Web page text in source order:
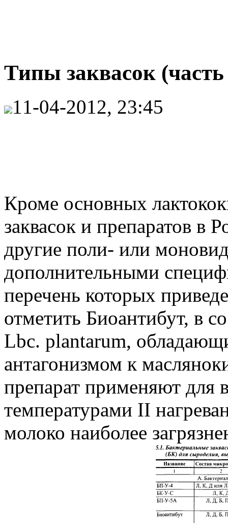
Типы заквасок
11-04-2012, 23:45
Кроме основных
заквасок и препаратов в
другие поли- или
дополнительными
перечень которых
отметить Биоантибут, в
Lbc. plantarum,
антагонизмом к
препарат применяют для
температурами II
молоко наиболее